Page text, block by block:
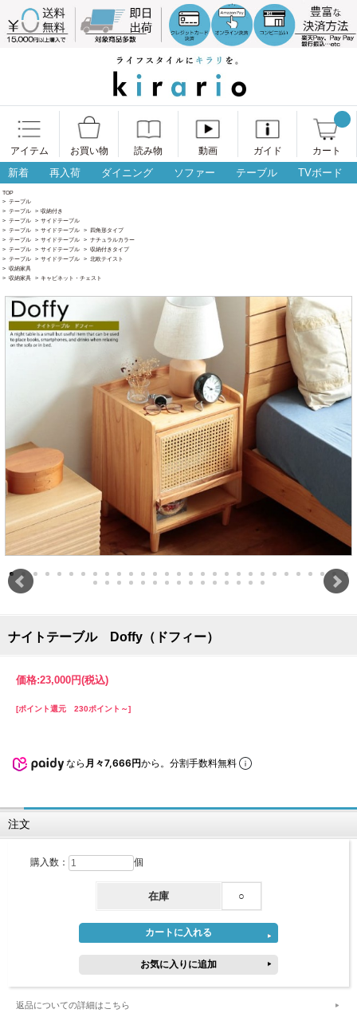
アイテム お買い物 読み物 動画 ガイド カート
新着 再入荷 ダイニング ソファー テーブル TVボード
TOP
> テーブル
> テーブル > 収納付き
> テーブル > サイドテーブル
> テーブル > サイドテーブル > 四角形タイプ
> テーブル > サイドテーブル > ナチュラルカラー
> テーブル > サイドテーブル > 収納付きタイプ
> テーブル > サイドテーブル > 北欧テイスト
> 収納家具
> 収納家具 > キャビネット・チェスト
ナイトテーブル Doffy（ドフィー）
価格:23,000円(税込)
[ポイント還元 230ポイント～]
なら 月々7,666円から。分割手数料無料
注文
購入数： 個
在庫 ○
返品についての詳細はこちら